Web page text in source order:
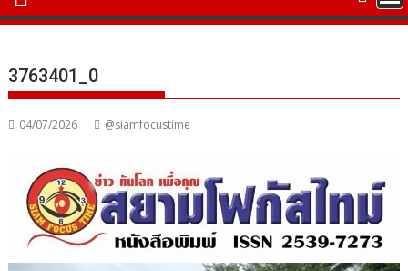
3763401_0
04/07/2026 @siamfocustime